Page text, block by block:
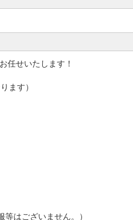
任せいたします！
ます）
はございません。）